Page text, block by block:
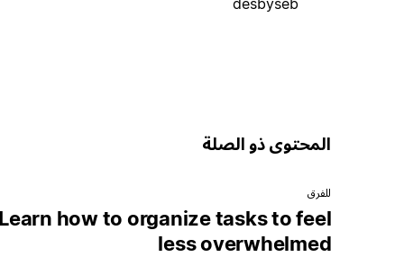
المحتوى ذو الصلة
للفرق
Learn how to organize tasks to feel
less overwhelmed